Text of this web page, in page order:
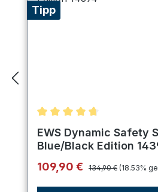
Tipp
Durchschnittliche
EWS Dynamic Safety
Blue/Black Edition
Verkaufspreis:
109,90 € Regulärer Preis:
134,90 € (18.53%